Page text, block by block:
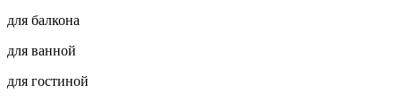
для балкона
для ванной
для гостиной